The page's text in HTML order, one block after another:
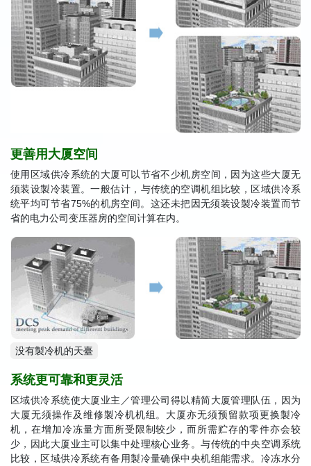
更善用大厦空间
使用区域供冷系统的大厦可以节省不少机房空间，因为这些大厦无
须装设製冷装置。一般估计，与传统的空调机组比较，区域供冷系
统平均可节省75%的机房空间。这还未把因无须装设製冷装置而节
省的电力公司变压器房的空间计算在内。
没有製冷机的天臺
系统更可靠和更灵活
区域供冷系统使大厦业主／管理公司得以精简大厦管理队伍，因为
大厦无须操作及维修製冷机机组。大厦亦无须预留款项更换製冷
机，在增加冷冻量方面所受限制较少，而所需贮存的零件亦会较
少，因此大厦业主可以集中处理核心业务。与传统的中央空调系统
比较，区域供冷系统有备用製冷量确保中央机组能需求。冷冻水分